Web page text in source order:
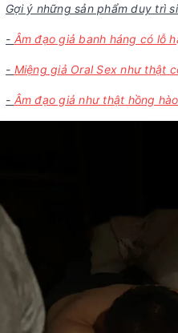
Gợi ý những sản phẩm duy trì
- Âm đạo giả banh háng có lỗ
- Miệng giả Oral Sex như thật
- Âm đạo giả như thật hồng